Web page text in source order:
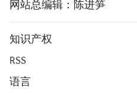
网站总编辑：陈进笋
知识产权
RSS
语言